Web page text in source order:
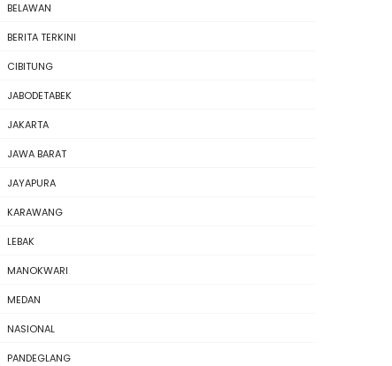
BELAWAN
BERITA TERKINI
CIBITUNG
JABODETABEK
JAKARTA
JAWA BARAT
JAYAPURA
KARAWANG
LEBAK
MANOKWARI
MEDAN
NASIONAL
PANDEGLANG